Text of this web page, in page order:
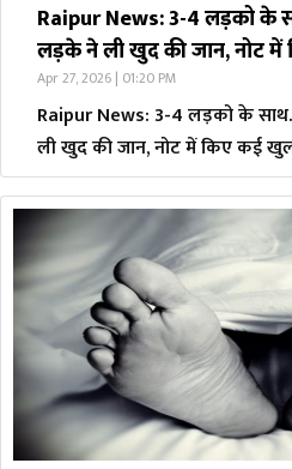
Raipur News: 3-4 लड़को के
लड़के ने ली खुद की जान, नोट
Apr 27, 2026 | 01:20 PM
Raipur News: 3-4 लड़को के
ली खुद की जान, नोट में किए कई